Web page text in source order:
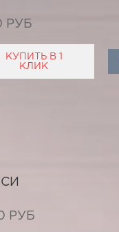
РУБ
КУПИТЬ В 1
КЛИК
РУБ